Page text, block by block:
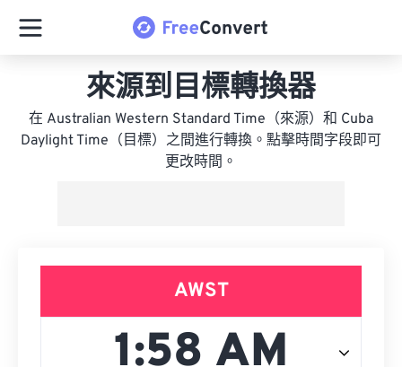
來源到目標轉換器
在 Australian Western Standard Time（來源）和 Cuba
Daylight Time（目標）之間進行轉換。點擊時間字段即可
更改時間。
AWST